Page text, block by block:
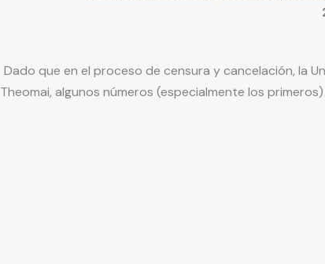
Dado que en el proceso de censura y cancelación, la
Theomai, algunos números (especialmente los